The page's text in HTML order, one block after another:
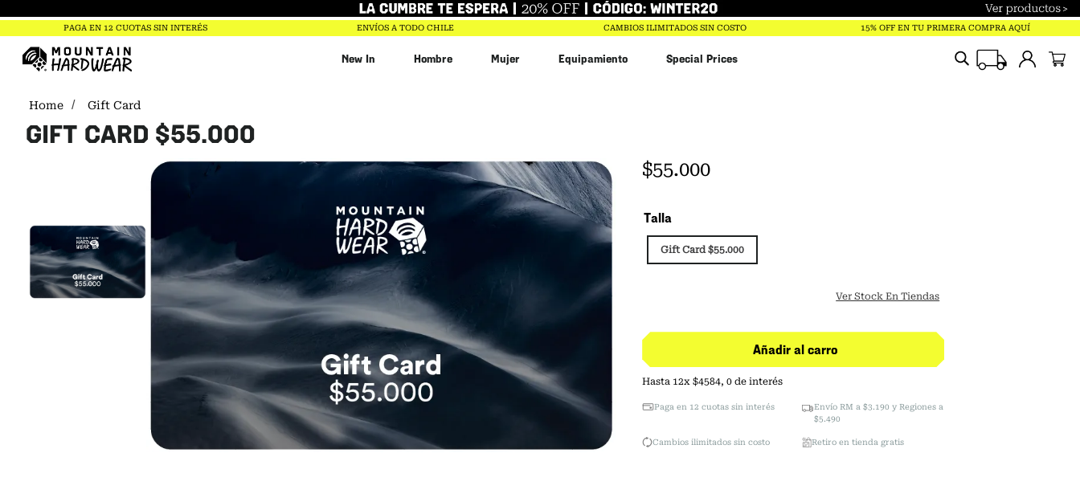
PAGA EN 12 CUOTAS SIN INTERÉS ENVÍOS A TODO CHILE CAMBIOS ILIMITADOS SIN COSTO 15% OFF EN TU PRIMERA COMPRA AQUÍ
New In Hombre Mujer Equipamiento Special Prices
Gift Card
GIFT CARD $55.000
$55.000
Talla
Gift Card $55.000
Ver Stock En Tiendas
Añadir al carro
Hasta 12x$4584,0 de interés
Paga en 12 cuotas sin interés
Envío RM a $3.190 y Regiones a
$5.490
Cambios ilimitados sin costo Retiro en tienda gratis